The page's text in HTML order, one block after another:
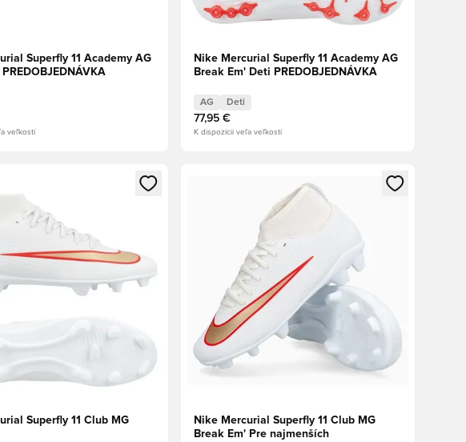
Superfly 11 Academy AG
veľkostí
Nike Mercurial Superfly 11 Academy AG
Break Em' Deti PREDOBJEDNÁVKA
AG Deti
77,95 €
K dispozícii veľa veľkostí
na prihlásenie alebo registráciu ako člen
Superfly 11 Club MG
Otvorí modál na prihlásenie alebo registráciu ako
Nike Mercurial Superfly 11 Club MG
Break Em' Pre najmenších